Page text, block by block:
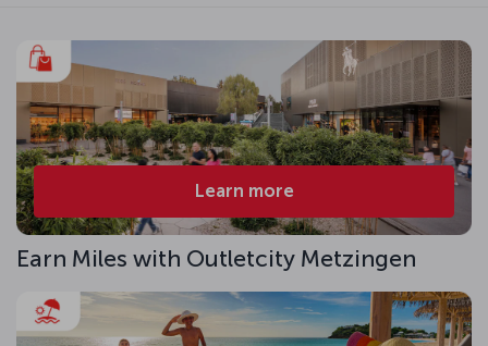
Learn more
Earn Miles with Outletcity Metzingen